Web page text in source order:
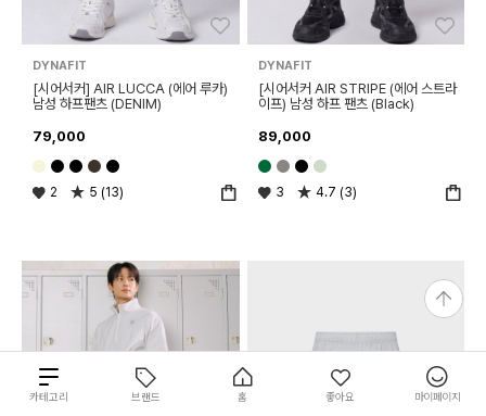
DYNAFIT
[시어서커] AIR LUCCA (에어 루카)
남성 하프팬츠 (DENIM)
79,000
2 5 (13)
DYNAFIT
[시어서커 AIR STRIPE (에어 스트라
이프) 남성 하프 팬츠 (Black)
89,000
3 4.7 (3)
카테고리 브랜드 홈 좋아요 마이페이지